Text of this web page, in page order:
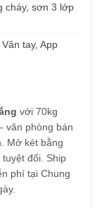
cháy, sơn 3 lớp
tay, App
với 70kg
văn phòng bán
Mở két bằng
đối. Ship
phí tại Chung